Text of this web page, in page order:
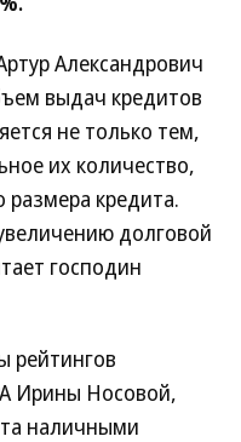
Александрович
выдач кредитов
не только тем,
их количество,
размера кредита.
долговой
господин
рейтингов
Ирины Носовой,
наличными